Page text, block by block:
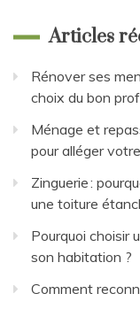
Articles
Rénover ses
choix du bon
Ménage et
pour alléger
Zinguerie :
une toiture
Pourquoi choisir
son habitation ?
Comment